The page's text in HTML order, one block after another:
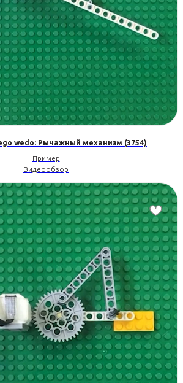
wedo: Рычажный механизм (3754)
Пример
Видеообзор